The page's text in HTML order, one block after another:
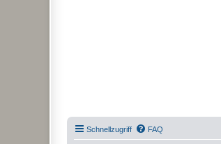
Schnellzugriff FAQ